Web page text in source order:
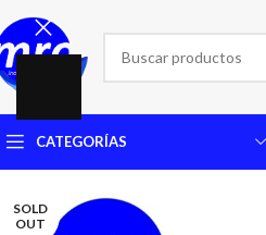
CATEGORÍAS
SOLD
OUT